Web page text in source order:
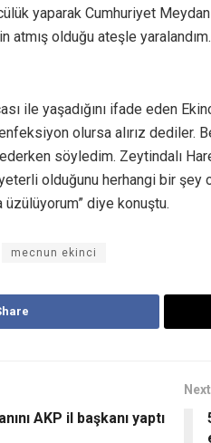
yaparak Cumhuriyet
atmış olduğu ateşle
ile yaşadığını ifade eden
olursa alırız dediler.
söyledim. Zeytindalı
yeterli olduğunu herhangi bir
üzülüyorum” diye konuştu.
mecnun ekinci
AKP il başkanı yaptı